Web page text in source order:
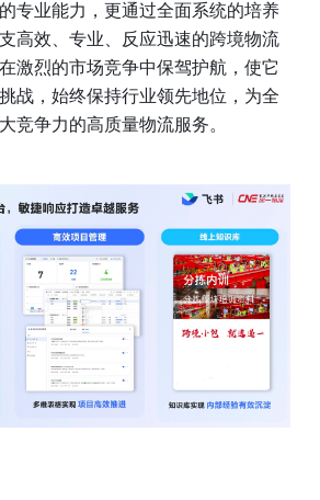
专业能力，更通过全面系统的培养
高效、专业、反应迅速的跨境物流
激烈的市场竞争中保驾护航，使它
战，始终保持行业领先地位，为全
竞争力的高质量物流服务。